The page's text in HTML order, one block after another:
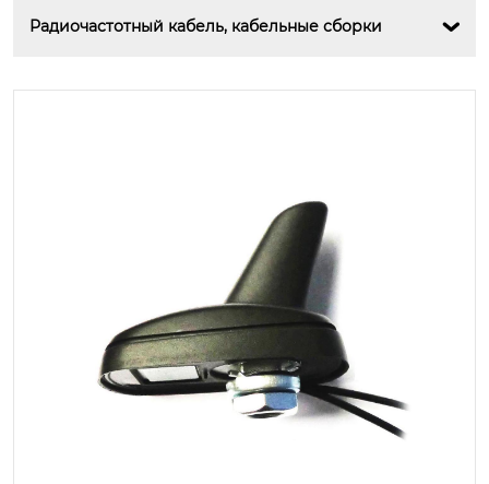
Радиочастотный кабель, кабельные сборки 